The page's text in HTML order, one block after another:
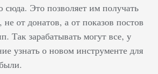
сюда. Это позволяет им получать
от донатов, а от показов постов
Так зарабатывать могут все, у
узнать о новом инструменте для